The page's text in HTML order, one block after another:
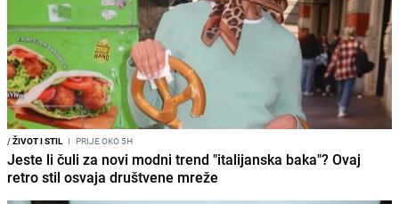
/ŽIVOT I STIL I PRIJE OKO 5H
Jeste li čuli za novi modni trend "italijanska baka"? Ovaj
retro stil osvaja društvene mreže